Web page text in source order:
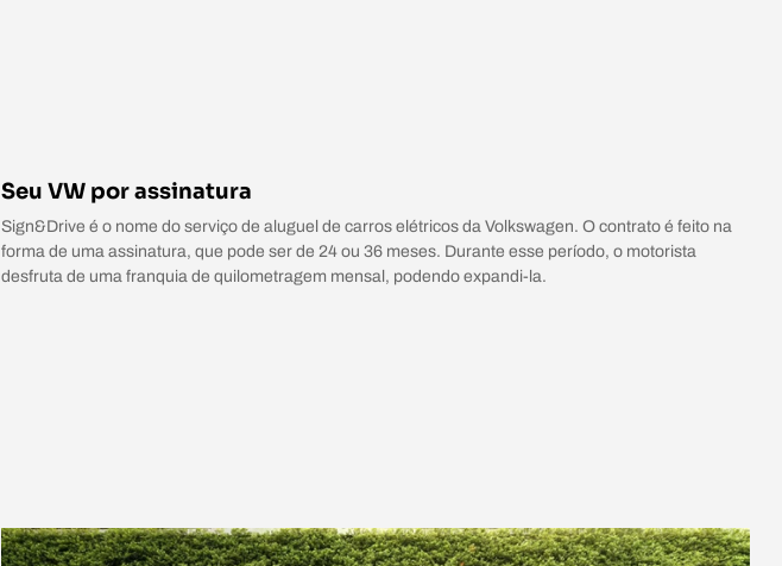
Seu VW por assinatura
Sign&Drive é o nome do serviço de aluguel de carros elétricos da Volkswagen. O contrato é feito na
forma de uma assinatura, que pode ser de 24 ou 36 meses. Durante esse período, o motorista
desfruta de uma franquia de quilometragem mensal, podendo expandi-la.